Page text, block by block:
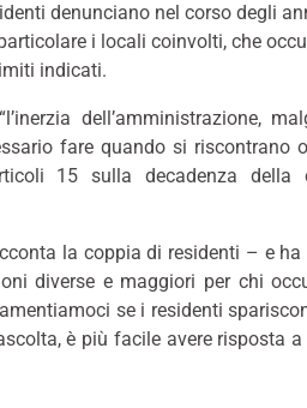
denunciano nel corso degli
i locali coinvolti, che
indicati.
dell’amministrazione,
fare quando si riscontrano
15 sulla decadenza della
la coppia di residenti – e
diverse e maggiori per chi
se i residenti
è più facile avere risposta